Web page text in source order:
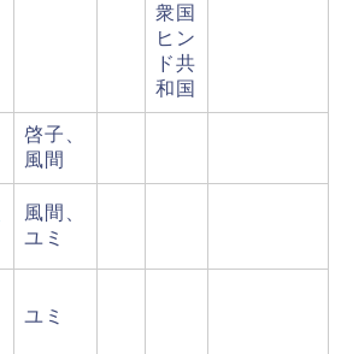
衆国
ヒン
ド共
和国
啓子、
風間
風間、
ユミ
ユミ